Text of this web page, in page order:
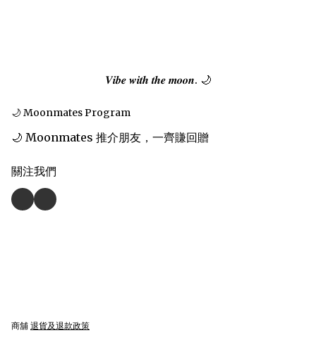
𝑽𝒊𝒃𝒆 𝒘𝒊𝒕𝒉 𝒕𝒉𝒆 𝒎𝒐𝒐𝒏. 🌙
🌙 Moonmates Program
🌙 Moonmates 推介朋友，一齊賺回贈
關注我們
商舖 退貨及退款政策